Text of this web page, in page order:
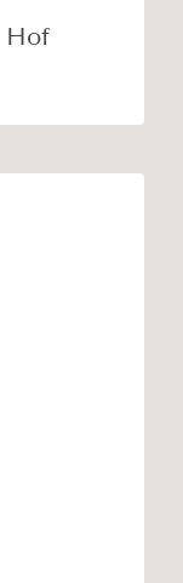
Hof